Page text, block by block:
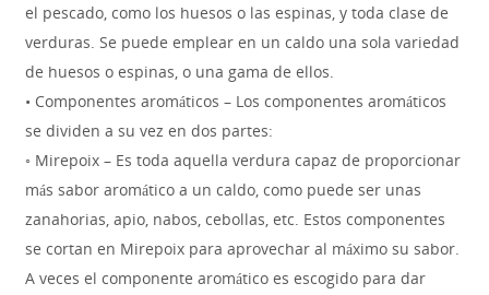
el pescado, como los huesos o las espinas, y toda clase de
verduras. Se puede emplear en un caldo una sola variedad
de huesos o espinas, o una gama de ellos.
• Componentes aromáticos – Los componentes aromáticos
se dividen a su vez en dos partes:
◦ Mirepoix – Es toda aquella verdura capaz de proporcionar
más sabor aromático a un caldo, como puede ser unas
zanahorias, apio, nabos, cebollas, etc. Estos componentes
se cortan en Mirepoix para aprovechar al máximo su sabor.
A veces el componente aromático es escogido para dar